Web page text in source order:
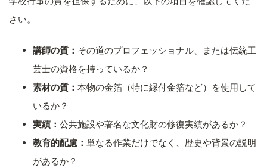
さい。
講師の質： その道のプロフェッショナル、または伝統工
芸士の資格を持っているか？
素材の質： 本物の金箔（特に縁付金箔など）を使用して
いるか？
実績： 公共施設や著名な文化財の修復実績があるか？
教育的配慮： 単なる作業だけでなく、歴史や背景の説明
があるか？